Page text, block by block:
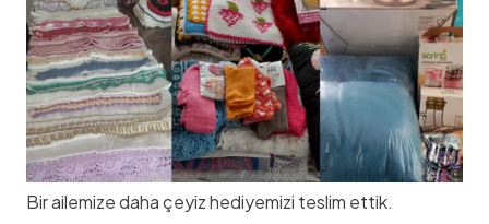
Bir ailemize daha çeyiz hediyemizi teslim ettik.